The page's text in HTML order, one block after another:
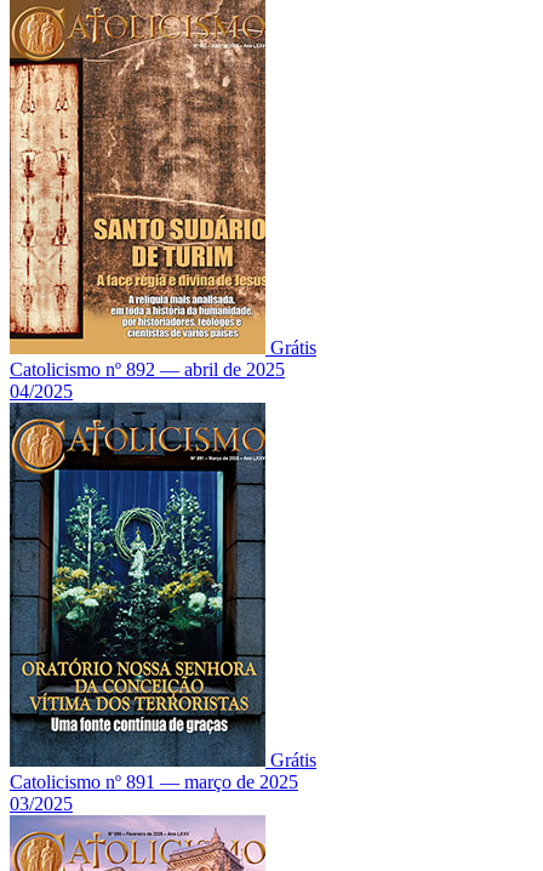
Grátis
Catolicismo nº 892 — abril de 2025
04/2025
Grátis
Catolicismo nº 891 — março de 2025
03/2025